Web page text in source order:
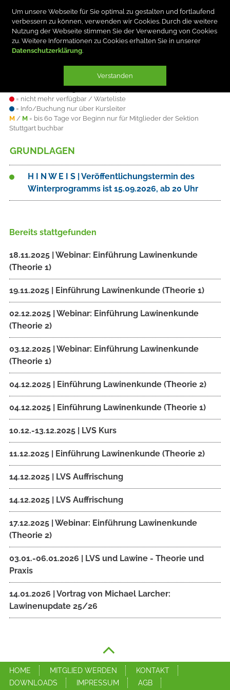
Um unsere Webseite für Sie optimal zu gestalten und fortlaufend
verbessern zu können, verwenden wir Cookies. Durch die weitere
Nutzung der Webseite stimmen Sie der Verwendung von Cookies
zu. Weitere Informationen zu Cookies erhalten Sie in unserer
Datenschutzerklärung
Verstanden
= nicht mehr verfügbar / Warteliste
= Info/Buchung nur über Kursleiter
M/ M= bis 60 Tage vor Beginn nur für Mitglieder der Sektion
Stuttgart buchbar
GRUNDLAGEN
H I N W E I S | Veröffentlichungstermin des
Winterprogramms ist 15.09.2026, ab 20 Uhr
Bereits stattgefunden
18.11.2025 | Webinar: Einführung Lawinenkunde
(Theorie 1)
19.11.2025 | Einführung Lawinenkunde (Theorie 1)
02.12.2025 | Webinar: Einführung Lawinenkunde
(Theorie 2)
03.12.2025 | Webinar: Einführung Lawinenkunde
(Theorie 1)
04.12.2025 | Einführung Lawinenkunde (Theorie 2)
04.12.2025 | Einführung Lawinenkunde (Theorie 1)
10.12.-13.12.2025 | LVS Kurs
11.12.2025 | Einführung Lawinenkunde (Theorie 2)
14.12.2025 | LVS Auffrischung
14.12.2025 | LVS Auffrischung
17.12.2025 | Webinar: Einführung Lawinenkunde
(Theorie 2)
03.01.-06.01.2026 | LVS und Lawine - Theorie und
Praxis
14.01.2026 | Vortrag von Michael Larcher:
Lawinenupdate 25/26
HOME MITGLIED WERDEN
KONTAKT
DOWNLOADS
IMPRESSUM AGB